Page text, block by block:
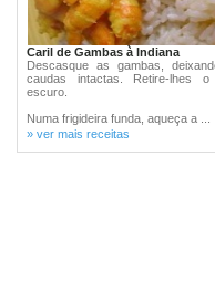
Caril de Gambas à Indiana
Descasque as gambas,
caudas intactas. Retire-lhes o
escuro.
Numa frigideira funda, aqueça a ...
» ver mais receitas